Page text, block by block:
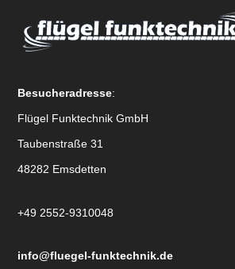
Besucheradresse:
Flügel Funktechnik GmbH
Taubenstraße 31
48282 Emsdetten
+49 2552-9310048
info@fluegel-funktechnik.de